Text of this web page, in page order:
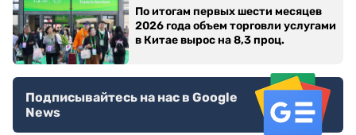
По итогам первых шести месяцев
2026 года объем торговли услугами
в Китае вырос на 8,3 проц.
Подписывайтесь на нас в Google
News